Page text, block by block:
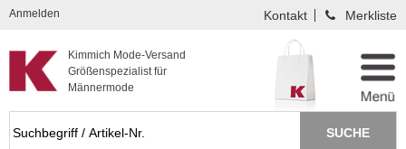
Kompletten Head der Seite überspringen
Kimmich Mode-Versand
Größenspezialist für
Männermode
Anmelden Kontakt Merkliste